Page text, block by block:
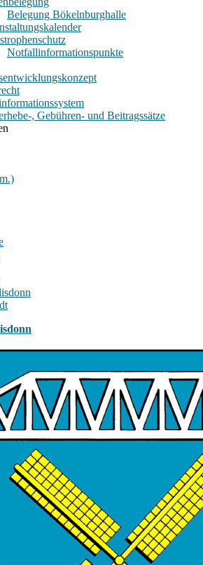
Belegung Bökelnburghalle
Notfallinformationspunkte
, Gebühren- und Beitragssätze